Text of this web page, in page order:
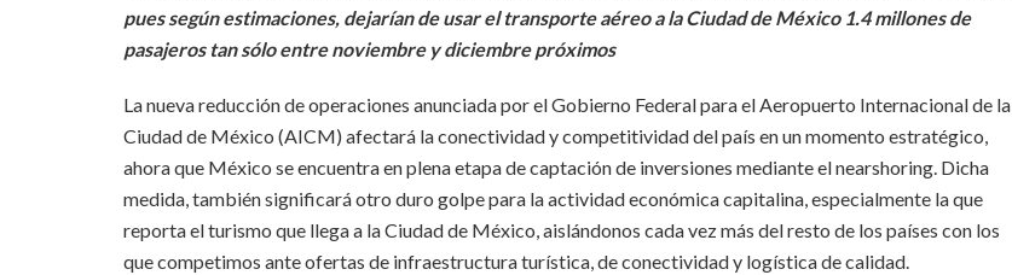
pues según estimaciones, dejarían de usar el transporte aéreo a la Ciudad de México 1.4 millones de
pasajeros tan sólo entre noviembre y diciembre próximos
La nueva reducción de operaciones anunciada por el Gobierno Federal para el Aeropuerto Internacional de la
Ciudad de México (AICM) afectará la conectividad y competitividad del país en un momento estratégico,
ahora que México se encuentra en plena etapa de captación de inversiones mediante el nearshoring. Dicha
medida, también significará otro duro golpe para la actividad económica capitalina, especialmente la que
reporta el turismo que llega a la Ciudad de México, aislándonos cada vez más del resto de los países con los
que competimos ante ofertas de infraestructura turística, de conectividad y logística de calidad.